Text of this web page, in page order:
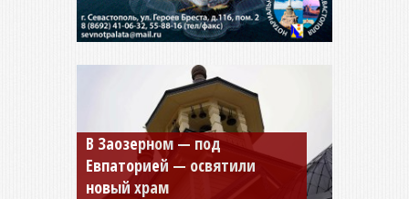
В Заозерном — под
Евпаторией — освятили
новый храм
Мужской монастырь Косьмы
и Дамиана в Крыму вновь
открыт для посещения